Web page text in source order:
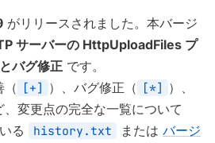
がリリースされました。本バージ
サーバーの HttpUploadFiles プ
バグ修正 です。
（ [+] ）、バグ修正（ [*] ）、
、変更点の完全な一覧について
る
history.txt または バージ